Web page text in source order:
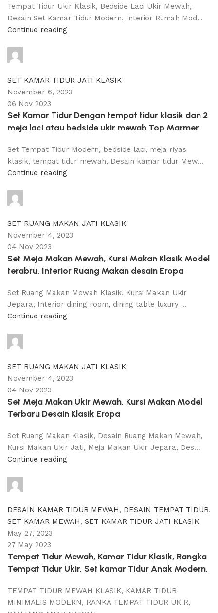
Tempat Tidur Ukir Klasik, Bedside Laci Ukir Mewah,
Desain Set Kamar Tidur Modern, Interior Rumah Mod...
Continue reading
SET KAMAR TIDUR JATI KLASIK
November 6, 2023
06 Nov 2023
Set Kamar Tidur Dengan tempat tidur klasik dan 2
meja laci atau bedside ukir mewah Top Marmer
Set Tempat Tidur Modern, bedside laci, meja riyas
klasik, tempat tidur mewah, Desain kamar tidur Mew...
Continue reading
SET RUANG MAKAN JATI KLASIK
November 4, 2023
04 Nov 2023
Set Meja Makan Mewah, Kursi Makan Klasik Model
terabru, Interior Ruang Makan desain Eropa
Set Ruang Makan Mewah Klasik, Kursi Makan Ukir
Jepara, Interior dining room, dining table luxury ...
Continue reading
SET RUANG MAKAN JATI KLASIK
November 4, 2023
04 Nov 2023
Set Meja Makan Ukir Mewah, Kursi Makan Model
Terbaru Desain Klasik Eropa
Set Ruang Makan Klasik, Desain Ruang Makan Mewah,
Kursi Makan Ukir Jati, Meja Makan Ukir Jepara, Des...
Continue reading
DESAIN KAMAR TIDUR MEWAH, DESAIN TEMPAT TIDUR,
SET KAMAR MEWAH, SET KAMAR TIDUR JATI KLASIK
May 27, 2023
27 May 2023
Tempat Tidur Mewah, Kamar Tidur Klasik, Rangka
Tempat Tidur Ukir, Set kamar Tidur Anak Modern,
TEMPAT TIDUR MEWAH KLASIK, KAMAR TIDUR
MINIMALIS MODERN, RANKA TEMPAT TIDUR UKIR,